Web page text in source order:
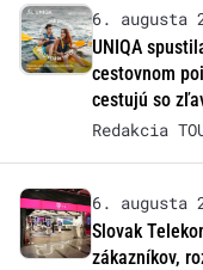
6. augusta
UNIQA
cestovnom
cestujú so
Redakcia
6. augusta
Slovak
zákazníkov,